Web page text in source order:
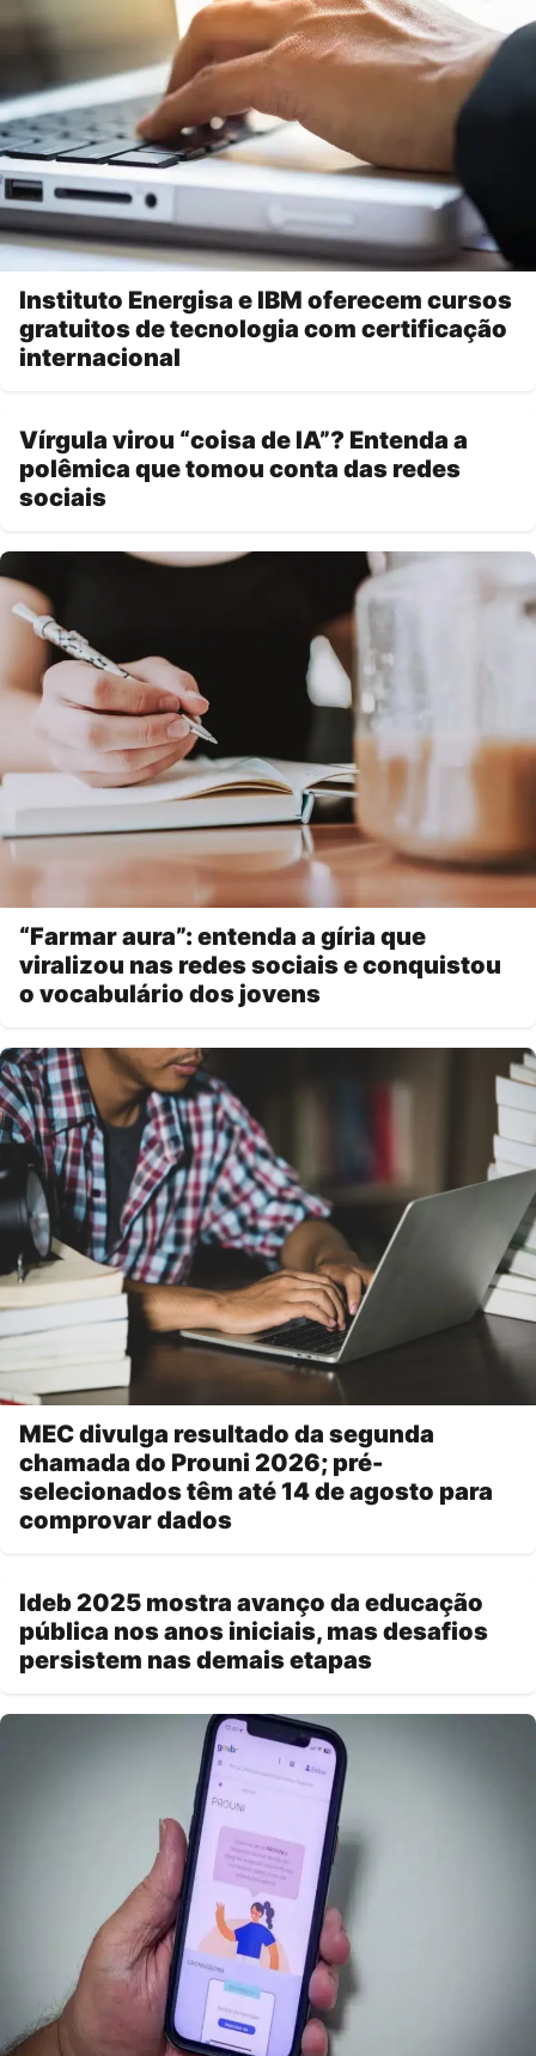
Instituto Energisa e IBM oferecem cursos
gratuitos de tecnologia com certificação
internacional
Vírgula virou “coisa de IA”? Entenda a
polêmica que tomou conta das redes
sociais
“Farmar aura”: entenda a gíria que
viralizou nas redes sociais e conquistou
o vocabulário dos jovens
MEC divulga resultado da segunda
chamada do Prouni 2026; pré-
selecionados têm até 14 de agosto para
comprovar dados
Ideb 2025 mostra avanço da educação
pública nos anos iniciais, mas desafios
persistem nas demais etapas